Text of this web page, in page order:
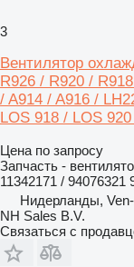
3
Вентилятор
R926 / R920 /
/ A914 / A916 /
LOS 918 / LOS
Цена по запросу
Запчасть -
11342171 / 94076321
Нидерланды,
NH Sales B.V.
Связаться с